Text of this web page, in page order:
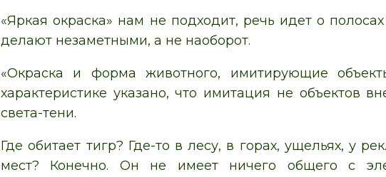
«Яркая окраска» нам не подходит, речь идет о
делают незаметными, а не наоборот.
«Окраска и форма животного, имитирующие
характеристике указано, что имитация не объектов
света-тени.
Где обитает тигр? Где-то в лесу, в горах, ущельях, у
мест? Конечно. Он не имеет ничего общего с